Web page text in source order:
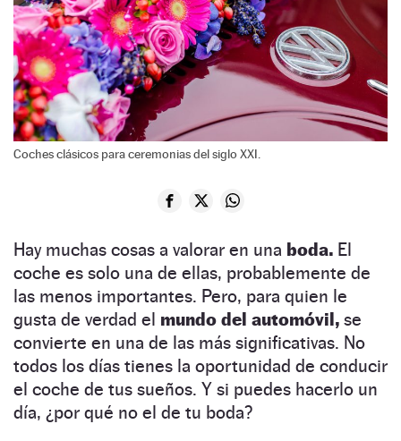
Coches clásicos para ceremonias del siglo XXI.
Hay muchas cosas a valorar en una boda. El
coche es solo una de ellas, probablemente de
las menos importantes. Pero, para quien le
gusta de verdad el mundo del automóvil, se
convierte en una de las más significativas. No
todos los días tienes la oportunidad de conducir
el coche de tus sueños. Y si puedes hacerlo un
día, ¿por qué no el de tu boda?